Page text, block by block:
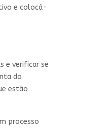
e colocá-
e verificar se
do
estão
processo